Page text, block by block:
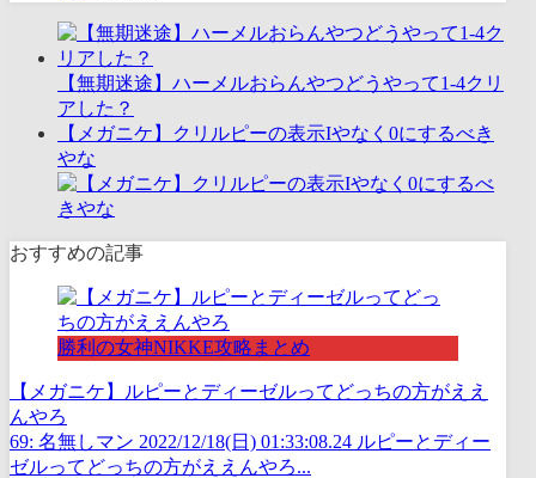
【無期迷途】ハーメルおらんやつどうやって1-4クリ
アした？
【メガニケ】クリルピーの表示Iやなく0にするべき
やな
おすすめの記事
勝利の女神NIKKE攻略まとめ
【メガニケ】ルピーとディーゼルってどっちの方がええ
んやろ
69: 名無しマン 2022/12/18(日) 01:33:08.24 ルピーとディー
ゼルってどっちの方がええんやろ...